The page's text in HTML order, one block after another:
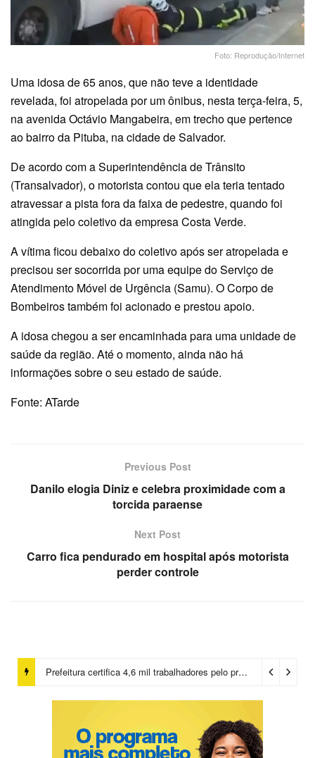
Foto: Reprodução/Internet
Uma idosa de 65 anos, que não teve a identidade
revelada, foi atropelada por um ônibus, nesta terça-feira, 5,
na avenida Octávio Mangabeira, em trecho que pertence
ao bairro da Pituba, na cidade de Salvador.
De acordo com a Superintendência de Trânsito
(Transalvador), o motorista contou que ela teria tentado
atravessar a pista fora da faixa de pedestre, quando foi
atingida pelo coletivo da empresa Costa Verde.
A vítima ficou debaixo do coletivo após ser atropelada e
precisou ser socorrida por uma equipe do Serviço de
Atendimento Móvel de Urgência (Samu). O Corpo de
Bombeiros também foi acionado e prestou apoio.
A idosa chegou a ser encaminhada para uma unidade de
saúde da região. Até o momento, ainda não há
informações sobre o seu estado de saúde.
Fonte: ATarde
Previous Post
Danilo elogia Diniz e celebra proximidade com a
torcida paraense
Next Post
Carro fica pendurado em hospital após motorista
perder controle
Prefeitura certifica 4,6 mil trabalhadores pelo programa Treinar para Empregar e realiza Feirão de Empregabilidade